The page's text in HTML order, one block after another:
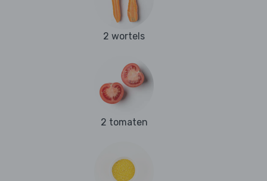
2 wortels
2 tomaten